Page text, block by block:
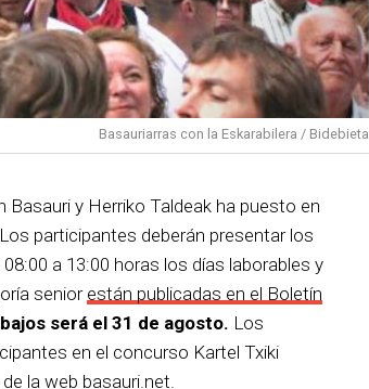
Basauriarras con la Eskarabilera / Bidebieta
y Herriko Taldeak ha puesto en
participantes deberán presentar los
a 13:00 horas los días laborables y
senior están publicadas en el Boletín
será el 31 de agosto. Los
en el concurso Kartel Txiki
la web basauri.net.